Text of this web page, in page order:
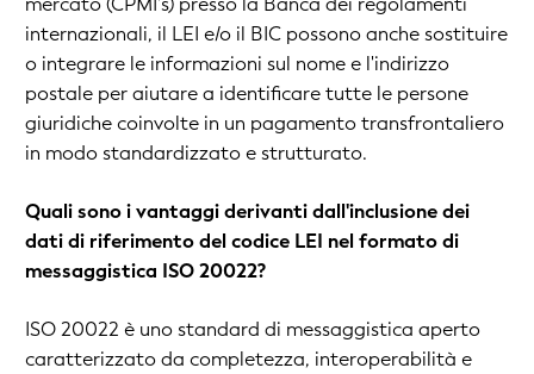
internazionali, il LEI e/o il BIC possono anche sostituire
o integrare le informazioni sul nome e l'indirizzo
postale per aiutare a identificare tutte le persone
giuridiche coinvolte in un pagamento transfrontaliero
in modo standardizzato e strutturato.
Quali sono i vantaggi derivanti dall'inclusione dei
dati di riferimento del codice LEI nel formato di
messaggistica ISO 20022?
ISO 20022 è uno standard di messaggistica aperto
caratterizzato da completezza, interoperabilità e